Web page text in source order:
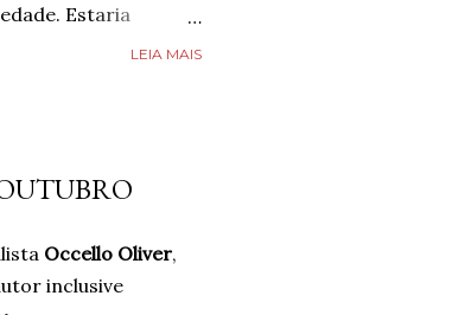
Estaria
completamente livre
resposta. Pelo
Um ano
*Ben Oliveira é
do...
LEIA MAIS
Occello Oliver,
inclusive